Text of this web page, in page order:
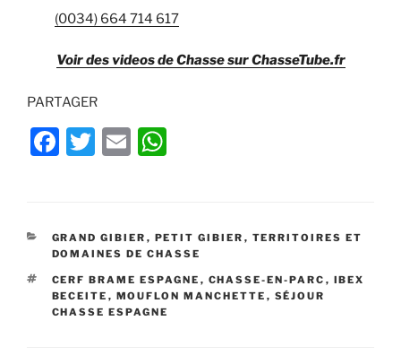
(0034) 664 714 617
Voir des videos de Chasse sur ChasseTube.fr
PARTAGER
F
e
b
o
o
T
er
E
l
s
A
p
CATÉGORIES
GRAND GIBIER , PETIT GIBIER , TERRITOIRES ET
DOMAINES DE CHASSE
ÉTIQUETTES
CERF BRAME ESPAGNE , CHASSE-EN-PARC , IBEX
BECEITE , MOUFLON MANCHETTE , SÉJOUR
CHASSE ESPAGNE